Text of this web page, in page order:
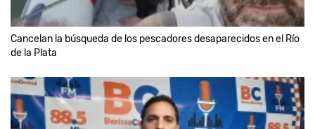
Cancelan la búsqueda de los pescadores desaparecidos en el Río
de la Plata